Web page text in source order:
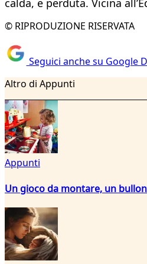
calda, e perduta. Vicina
© RIPRODUZIONE RISERVATA
Seguici anche su Google
Altro di Appunti
Appunti
Un gioco da montare, un